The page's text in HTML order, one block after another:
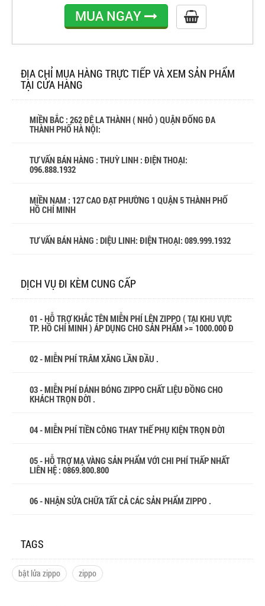
MUA NGAY
ĐỊA CHỈ MUA HÀNG TRỰC TIẾP VÀ XEM SẢN PHẨM
TẠI CỬA HÀNG
MIỀN BẮC : 262 ĐÊ LA THÀNH ( NHỎ ) QUẬN ĐỐNG ĐA
THÀNH PHỐ HÀ NỘI:
TƯ VẤN BÁN HÀNG : THUỲ LINH : ĐIỆN THOẠI:
096.888.1932
MIỀN NAM : 127 CAO ĐẠT PHƯỜNG 1 QUẬN 5 THÀNH PHỐ
HỒ CHÍ MINH
TƯ VẤN BÁN HÀNG : DIỆU LINH: ĐIỆN THOẠI: 089.999.1932
DỊCH VỤ ĐI KÈM CUNG CẤP
01 - HỖ TRỢ KHẮC TÊN MIỄN PHÍ LÊN ZIPPO ( TẠI KHU VỰC
TP. HỒ CHÍ MINH ) ÁP DỤNG CHO SẢN PHẨM >= 1000.000 Đ
02 - MIỄN PHÍ TRÂM XĂNG LẦN ĐẦU .
03 - MIỄN PHÍ ĐÁNH BÓNG ZIPPO CHẤT LIỆU ĐỒNG CHO
KHÁCH TRỌN ĐỜI .
04 - MIỄN PHÍ TIỀN CÔNG THAY THẾ PHỤ KIỆN TRỌN ĐỜI
05 - HỖ TRỢ MẠ VÀNG SẢN PHẨM VỚI CHI PHÍ THẤP NHẤT
LIÊN HỆ : 0869.800.800
06 - NHẬN SỬA CHỮA TẤT CẢ CÁC SẢN PHẨM ZIPPO .
TAGS
bật lửa zippo zippo